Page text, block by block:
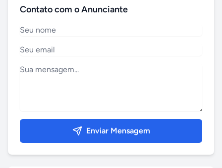
Contato com o Anunciante
Enviar Mensagem